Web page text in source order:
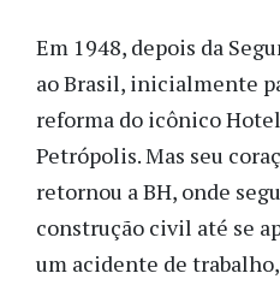
Em 1948, depois da
ao Brasil, inicialmente
reforma do icônico
Petrópolis. Mas seu
retornou a BH, onde
construção civil até se
um acidente de